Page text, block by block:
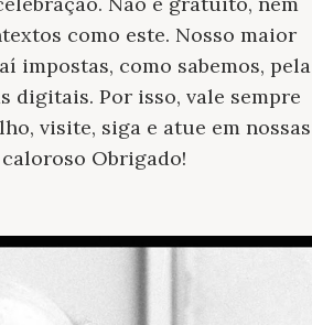
como este. Nosso maior
impostas, como sabemos, pela
digitais. Por isso, vale sempre
visite, siga e atue em nossas
Obrigado!